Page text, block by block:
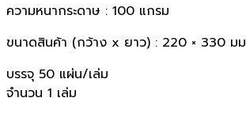
ความหนากระดาษ : 100 แกรม
ขนาดสินค้า (กว้าง x ยาว) : 220 × 330 ม
บรรจุ 50 แผ่น/เล่ม
จำนวน 1 เล่ม